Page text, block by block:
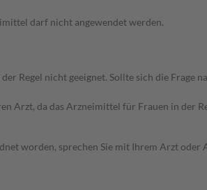
darf nicht angewendet werden.
Regel nicht geeignet. Sollte sich die
Arzt, da das Arzneimittel für Frauen in der
worden, sprechen Sie mit Ihrem Arzt